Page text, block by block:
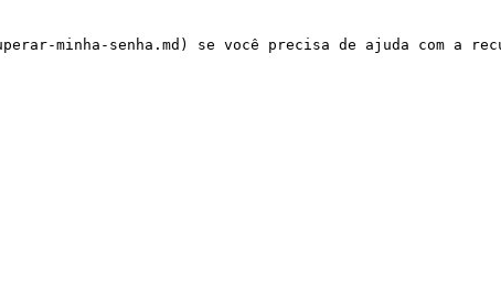
minha-senha.md) se você precisa de ajuda com a